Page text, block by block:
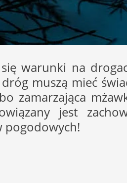
warunki na
muszą mieć
zamarzająca
jest
pogodowych!